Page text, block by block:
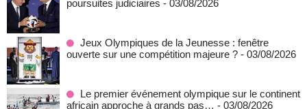
poursuites judiciaires - 03/08/2026
Jeux Olympiques de la Jeunesse : fenêtre
ouverte sur une compétition majeure ? - 03/08/2026
Le premier événement olympique sur le continent
africain approche à grands pas… - 03/08/2026